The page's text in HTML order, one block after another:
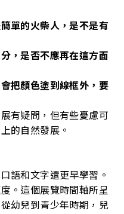
單的火柴人，是不是有
，是否不應再在這方面
把顏色塗到線框外，要
有疑問，但有些憂慮可
的自然發展。
語和文字還更早學習。
。這個展覽時間軸所呈
幼兒到青少年時期，兒